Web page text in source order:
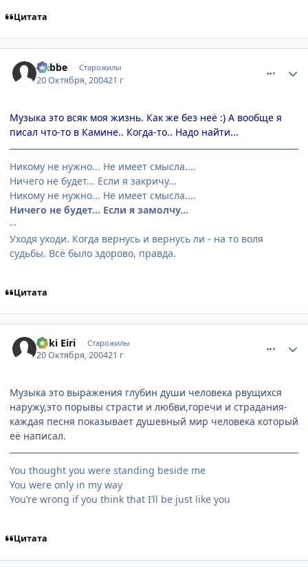
Цитата
Nabbe Старожилы
20 Октября, 200421 г
Музыка это всяк моя жизнь. Как же без неё :) А вообще я
писал что-то в Камине.. Когда-то.. Надо найти...
Никому не нужно... Не имеет смысла....
Ничего не будет... Если я закричу...
Никому не нужно... Не имеет смысла....
Ничего не будет... Если я замолчу...
--
Уходя уходи. Когда вернусь и вернусь ли - на то воля
судьбы. Всё было здорово, правда.
Цитата
Yuki Eiri Старожилы
20 Октября, 200421 г
Музыка это выражения глубин души человека рвущихся
наружу,это порывы страсти и любви,горечи и страдания-
каждая песня показывает душевный мир человека который
её написал.
You thought you were standing beside me
You were only in my way
You’re wrong if you think that I’ll be just like you
Цитата